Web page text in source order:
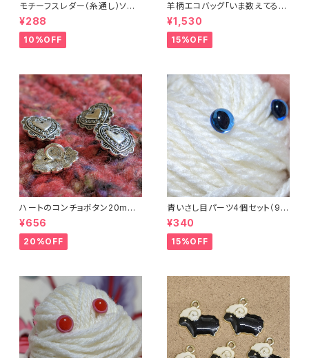
モチーフスレダー（糸通し）ソー
イング小物
¥288
10%OFF
羊柄エコバッグ「いま数えてるか
ら話しかけないで」キャンバスト
ートバッグ
¥1,530
15%OFF
ハートのコンチョボタン20mm
（4個入り）
¥656
20%OFF
青いさし目パーツ4個セット（9m
m）（プラスチックドールアイ）
¥340
15%OFF